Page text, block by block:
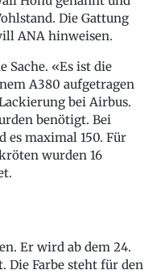
Die Gattung
ANA hinweisen.
Sache. «Es ist die
A380 aufgetragen
bei Airbus.
benötigt. Bei
es maximal 150. Für
wurden 16
Er wird ab dem 24.
Die Farbe steht für den